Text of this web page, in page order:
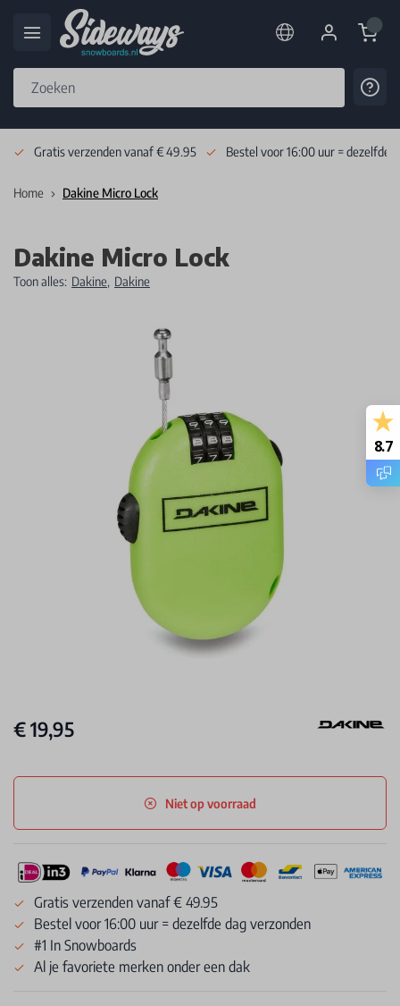
Cart
Gratis verzenden vanaf € 49.95 Bestel voor 16:00 uur = dezelfde
Home Dakine Micro Lock
Dakine Micro Lock
Toon alles: Dakine, Dakine
€ 19,95
Niet op voorraad
Gratis verzenden vanaf € 49.95
Bestel voor 16:00 uur = dezelfde dag verzonden
#1 In Snowboards
Al je favoriete merken onder een dak
8.7